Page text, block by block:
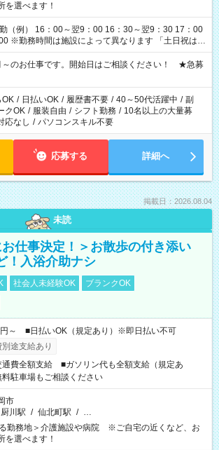
を選べます！
（例） 16：00～翌9：00 16：30～翌9：30 17：00
勤務時間は施設によって異なります 「土日祝は休
しっかり稼ぎたい」 「もう少し遅い時間から始めた
望にあったお仕事をご案内いたします。 ※未経験
は1～2ヶ月間は日中での仕事を経験いただき、 お
の夜勤になります。 ★家庭の都合でお休みが
も遠慮なくご相談ください。
～のお仕事です。開始日はご相談ください！ ★急募
OK / 日払いOK / 履歴書不要 / 40～50代活躍中 / 副
クOK / 服装自由 / シフト勤務 / 10名以上の大量募
応なし / パソコンスキル不要
応募する 詳細へ
掲載日：2026.08.04
未読
仕事決定！＞お散歩の付き添い
！入浴介助ナシ
社会人未経験OK
ブランクOK
～ ■日払いOK（規定あり）※即日払い不可
途支給あり
通費全額支給 ■ガソリン代も全額支給（規定あ
駐車場もご相談ください
市
厨川駅 / 仙北町駅 / …
勤務地＞介護施設や病院 ※ご自宅の近くなど、お
を選べます！